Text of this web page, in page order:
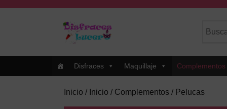
Disfraces Maquillaje Complementos
Inicio / Inicio / Complementos / Pelucas